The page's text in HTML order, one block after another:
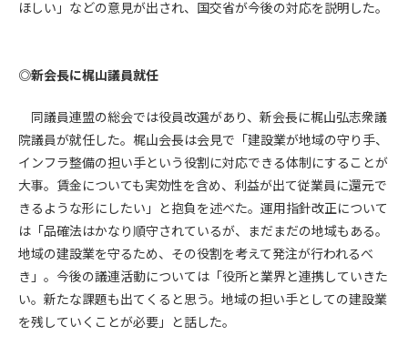
ほしい」などの意見が出され、国交省が今後の対応を説明した。
◎新会長に梶山議員就任
同議員連盟の総会では役員改選があり、新会長に梶山弘志衆議
院議員が就任した。梶山会長は会見で「建設業が地域の守り手、
インフラ整備の担い手という役割に対応できる体制にすることが
大事。賃金についても実効性を含め、利益が出て従業員に還元で
きるような形にしたい」と抱負を述べた。運用指針改正について
は「品確法はかなり順守されているが、まだまだの地域もある。
地域の建設業を守るため、その役割を考えて発注が行われるべ
き」。今後の議連活動については「役所と業界と連携していきた
い。新たな課題も出てくると思う。地域の担い手としての建設業
を残していくことが必要」と話した。
(1) 登録されている情報が、第6条の定める禁止事項に該当する
と管理者が、判断した場合
(2) 建設資料館の運営および保守管理上、必要と判断した場合
(3) 広告掲載料金の支払が遅延した場合
(4) その他、管理者が不適当と判断した場合
第8条（サービスの変更・中止等）
管理者は、会員の承諾なく、本サービス内容の変更(新規追加、
廃止を含み)し、本サービスの運営を中止または廃止することが
できるものとします。これに起因する会員または他の第三者が
被った損害について管理者は､一切の責任をも負わないものと
します。
第9条（会員の個人情報）
会員の氏名、住所、性別、年齢、メールアドレスその他本サー